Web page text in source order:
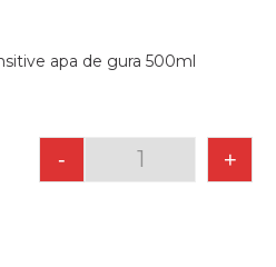
apa de gura 500ml
- +